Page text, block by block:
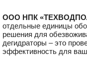
ООО НПК
отдельные единицы
решения для
дегидраторы – это
эффективность для